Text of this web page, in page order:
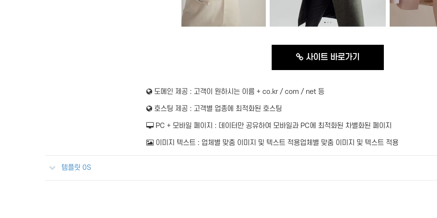
사이트 바로가기
도메인 제공 : 고객이 원하시는 이름 + co.kr / com / net 등
호스팅 제공 : 고객별 업종에 최적화된 호스팅
PC + 모바일 페이지 : 데이터만 공유하여 모바일과 PC에 최적화된 차별화된 페이지
이미지 텍스트 : 업체별 맞춤 이미지 및 텍스트 적용업체별 맞춤 이미지 및 텍스트 적용
템플릿 0S